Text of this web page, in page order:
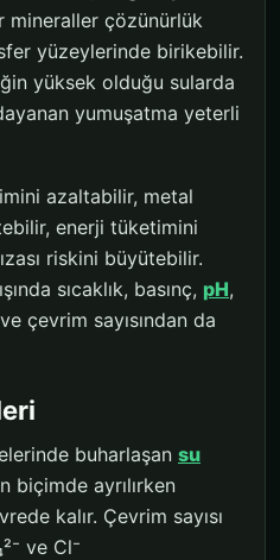
mineraller çözünürlük
yüzeylerinde birikebilir.
yüksek olduğu sularda
yumuşatma yeterli
azaltabilir, metal
enerji tüketimini
riskini büyütebilir.
sıcaklık, basınç, pH,
ve çevrim sayısından da
buharlaşan su
biçimde ayrılırken
kalır. Çevrim sayısı
ve Cl⁻